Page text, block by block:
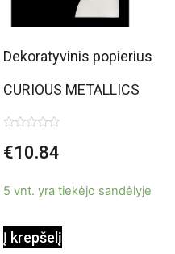
Dekoratyvinis popierius
CURIOUS METALLICS
Cryogene White, 120
g/m2, A4, 50 lapų
0
iš
€10.84
5 vnt. yra tiekėjo sandėlyje
Į krepšelį